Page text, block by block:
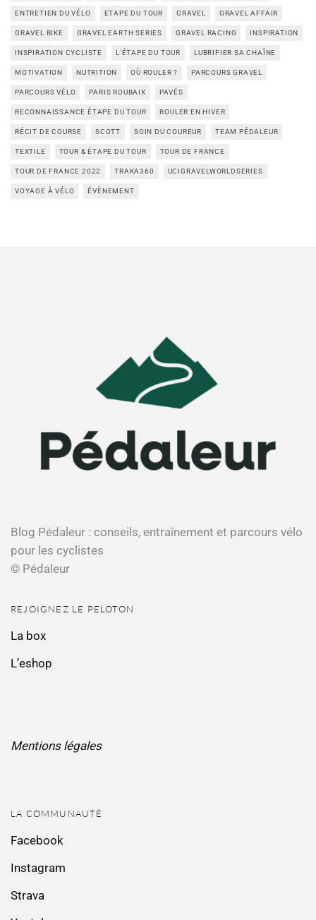
ENTRETIEN DU VÉLO ETAPE DU TOUR GRAVEL GRAVEL AFFAIR
GRAVEL BIKE GRAVEL EARTH SERIES GRAVEL RACING INSPIRATION
INSPIRATION CYCLISTE L'ÉTAPE DU TOUR LUBRIFIER SA CHAÎNE
MOTIVATION NUTRITION OÙ ROULER ? PARCOURS GRAVEL
PARCOURS VÉLO PARIS ROUBAIX PAVÉS
RECONNAISSANCE ÉTAPE DU TOUR ROULER EN HIVER
RÉCIT DE COURSE SCOTT SOIN DU COUREUR TEAM PÉDALEUR
TEXTILE TOUR & ÉTAPE DU TOUR TOUR DE FRANCE
TOUR DE FRANCE 2022 TRAKA360 UCIGRAVELWORLDSERIES
VOYAGE À VÉLO ÉVÈNEMENT
Blog Pédaleur : conseils, entraînement et parcours vélo
pour les cyclistes
© Pédaleur
REJOIGNEZ LE PELOTON
La box
L’eshop
Mentions légales
LA COMMUNAUTÉ
Facebook
Instagram
Strava